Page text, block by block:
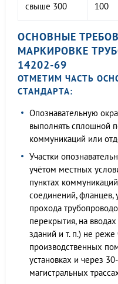
свыше 300 100
ОСНОВНЫЕ
МАРКИРОВКЕ
14202-69
ОТМЕТИМ ЧАСТЬ
СТАНДАРТА:
Опознавательную
выполнять сплошной
коммуникаций или
Участки
учётом местных
пунктах
соединений, фланцев,
прохода
перекрытия, на
зданий и т. п.) не
производственных
установках и через
магистральных